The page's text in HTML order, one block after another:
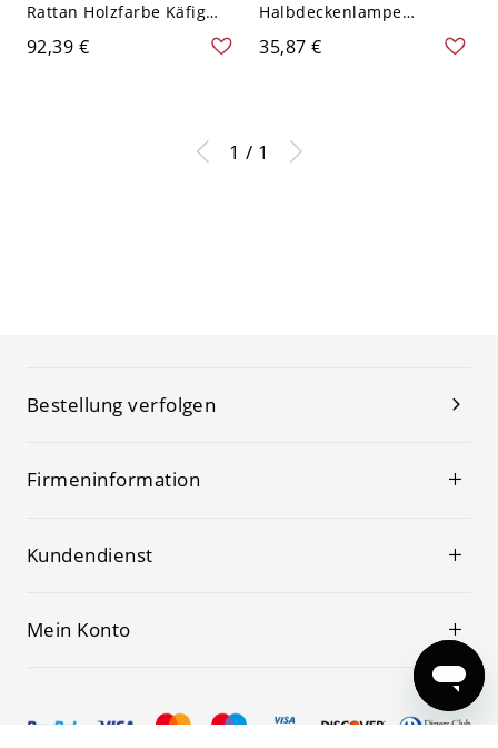
Rattan Holzfarbe Käfig
Deckenlampe Zylinder
Schirm 1-Licht
92,39 €
Halbdeckenlampe
Nordeuropa Halbkugel 1-
Kopf Deckenleuchte - Gelb
35,87 €
1 / 1
Bestellung verfolgen
Firmeninformation
Kundendienst
Mein Konto